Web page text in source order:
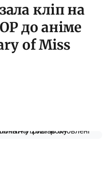
кліп на
до аніме
of Miss